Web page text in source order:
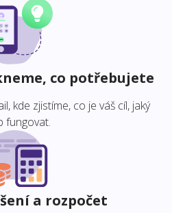
co potřebujete
kde zjistíme, co je váš cíl, jaký
fungovat.
a rozpočet